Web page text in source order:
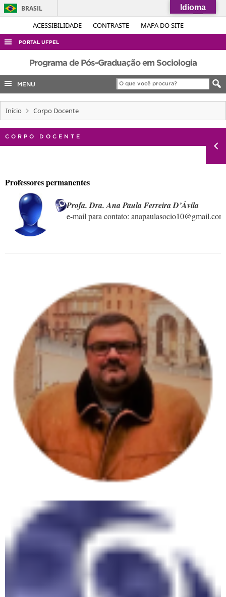
ACESSIBILIDADE CONTRASTE MAPA DO SITE
BRASIL
Simplifique!
Acesso à informação
Legislação
Canais
PORTAL UFPEL
ACESSO À INFORMAÇÃO
AUDITORIA
COBALTO
CONCURSOS
EDITAIS
INTERNACIONAL
PORTARIAS
TELEFONES
Programa de Pós-Graduação em Sociologia
MENU
Início Corpo Docente
CORPO DOCENTE
Profa. Dra. Ana Paula Ferreira D’Ávila
e-mail para contato: anapaulasocio10@gmail.com
Idioma